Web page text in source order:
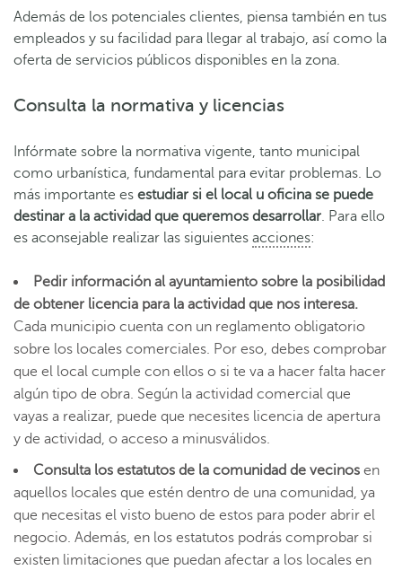
Además de los potenciales clientes, piensa también en tus
empleados y su facilidad para llegar al trabajo, así como la
oferta de servicios públicos disponibles en la zona.
Consulta la normativa y licencias
Infórmate sobre la normativa vigente, tanto municipal
como urbanística, fundamental para evitar problemas. Lo
más importante es estudiar si el local u oficina se puede
destinar a la actividad que queremos desarrollar. Para ello
es aconsejable realizar las siguientes acciones:
Pedir información al ayuntamiento sobre la posibilidad
de obtener licencia para la actividad que nos interesa.
Cada municipio cuenta con un reglamento obligatorio
sobre los locales comerciales. Por eso, debes comprobar
que el local cumple con ellos o si te va a hacer falta hacer
algún tipo de obra. Según la actividad comercial que
vayas a realizar, puede que necesites licencia de apertura
y de actividad, o acceso a minusválidos.
Consulta los estatutos de la comunidad de vecinos en
aquellos locales que estén dentro de una comunidad, ya
que necesitas el visto bueno de estos para poder abrir el
negocio. Además, en los estatutos podrás comprobar si
existen limitaciones que puedan afectar a los locales en